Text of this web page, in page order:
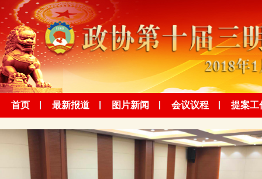
首页 最新报道 图片新闻 会议议程 提案工